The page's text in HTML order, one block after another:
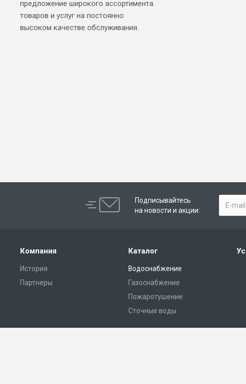
предложение широкого ассортимента
товаров и услуг на постоянно
высоком качестве обслуживания.
Подписывайтесь
на новости и акции:
Компания
История
Партнеры
Каталог
Водоснабжение
Газоснабжение
Пожаротушение
Сточные воды